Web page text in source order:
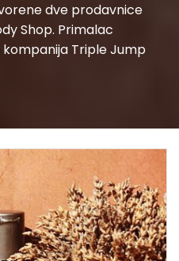
dve prodavnice
Shop. Primalac
kompanija Triple Jump